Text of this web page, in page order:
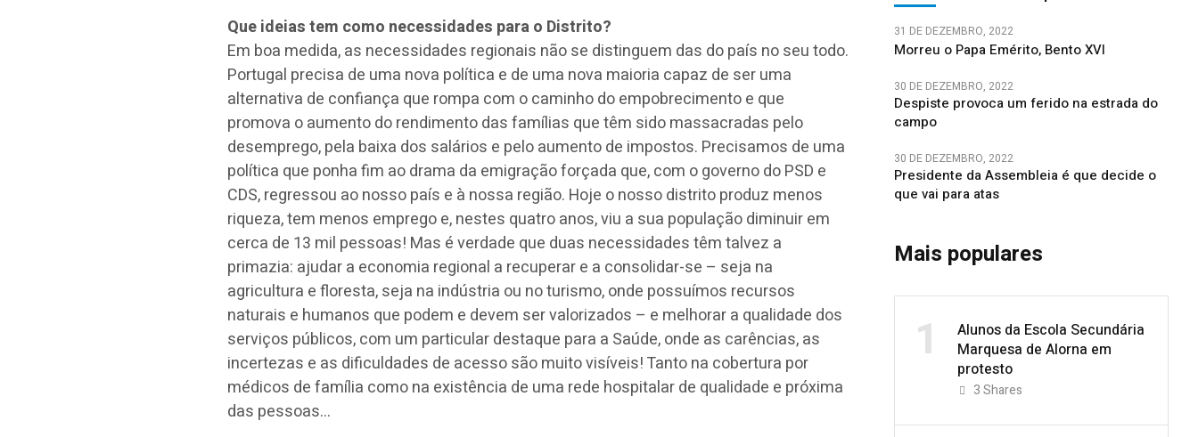
Que ideias tem como necessidades para o Distrito?
Em boa medida, as necessidades regionais não se distinguem das do país no seu todo.
Portugal precisa de uma nova política e de uma nova maioria capaz de ser uma
alternativa de confiança que rompa com o caminho do empobrecimento e que
promova o aumento do rendimento das famílias que têm sido massacradas pelo
desemprego, pela baixa dos salários e pelo aumento de impostos. Precisamos de uma
política que ponha fim ao drama da emigração forçada que, com o governo do PSD e
CDS, regressou ao nosso país e à nossa região. Hoje o nosso distrito produz menos
riqueza, tem menos emprego e, nestes quatro anos, viu a sua população diminuir em
cerca de 13 mil pessoas! Mas é verdade que duas necessidades têm talvez a
primazia: ajudar a economia regional a recuperar e a consolidar-se – seja na
agricultura e floresta, seja na indústria ou no turismo, onde possuímos recursos
naturais e humanos que podem e devem ser valorizados – e melhorar a qualidade dos
serviços públicos, com um particular destaque para a Saúde, onde as carências, as
incertezas e as dificuldades de acesso são muito visíveis! Tanto na cobertura por
médicos de família como na existência de uma rede hospitalar de qualidade e próxima
das pessoas…
31 DE DEZEMBRO, 2022
Morreu o Papa Emérito, Bento XVI
30 DE DEZEMBRO, 2022
Despiste provoca um ferido na estrada do
campo
30 DE DEZEMBRO, 2022
Presidente da Assembleia é que decide o
que vai para atas
Mais populares
1
Alunos da Escola Secundária
Marquesa de Alorna em
protesto
3Shares